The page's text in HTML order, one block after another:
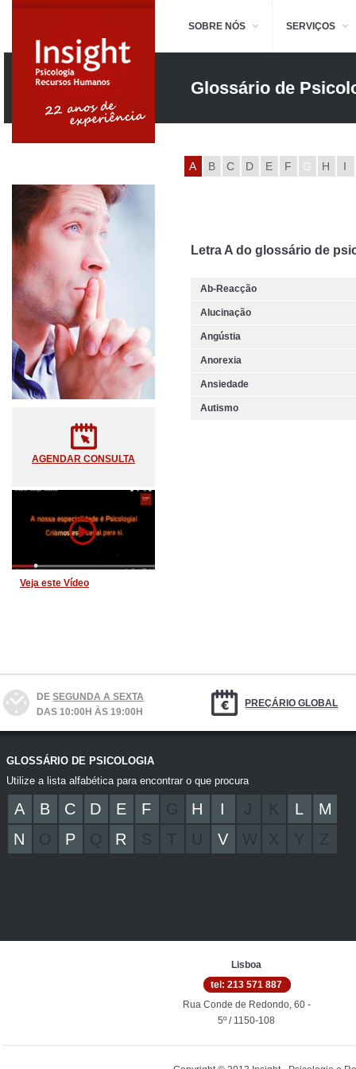
SOBRE NÓS SERVIÇOS
Glossário de
A B C D E F G H I
Letra A do glossário de
Ab-Reacção
Alucinação
Angústia
Anorexia
Ansiedade
Autismo
AGENDAR CONSULTA
Veja este Vídeo
DESEGUNDA A SEXTA
DAS 10:00H ÀS 19:00H
PREÇÁRIO GLOBAL
GLOSSÁRIO DE PSICOLOGIA
Utilize a lista alfabética para encontrar o que procura
A B C D E F G H I K L
M
N
O P Q R S V W X Y Z
Lisboa
tel: 213 571 887
Rua Conde de Redondo, 60 -
5º / 1150-108